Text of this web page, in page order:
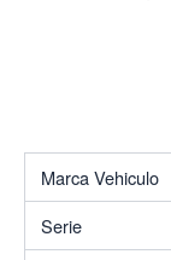
Marca Vehiculo
Serie